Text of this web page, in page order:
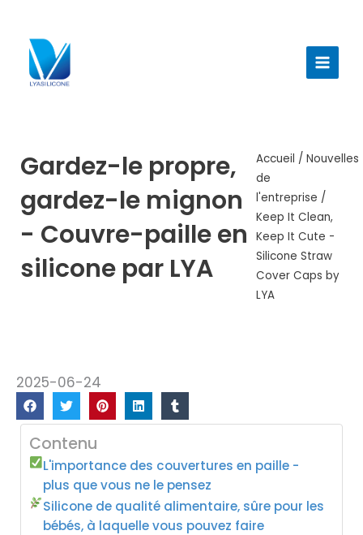
contenu
Gardez-le propre,
gardez-le mignon
- Couvre-paille en
silicone par LYA
Accueil / Nouvelles
de
l'entreprise /
Keep It Clean,
Keep It Cute -
Silicone Straw
Cover Caps by
LYA
2025-06-24
Contenu
L'importance des couvertures en paille -
plus que vous ne le pensez
Silicone de qualité alimentaire, sûre pour les
bébés, à laquelle vous pouvez faire